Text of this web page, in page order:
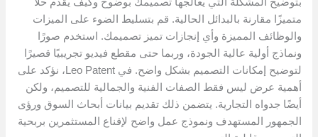
متميزًا مقارنة بالبدائل الحالية. قم بتسليط الضوء على الميزات
والوظائف المميزة وأي إنجازات تميز تصميمك. استخدم صورًا
ونماذج أولية عالية الجودة، وربما حتى مقطع فيديو تجريبيًا قصيرًا
لتوضيح إمكانات التصميم بشكل واضح. في Leo Patent، نؤكد على
أهمية عرض ليس فقط الصفات الفنية والجمالية للتصميم، ولكن
أيضًا جدواه التجارية. يتضمن ذلك تقديم بيانات أبحاث السوق ورؤى
الجمهور المستهدف ونموذج عمل واضح لإقناع المستثمرين بربحية